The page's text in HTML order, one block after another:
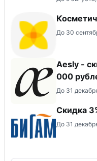
До 30
Aesly -
000
До 31
​Скидка
До 31